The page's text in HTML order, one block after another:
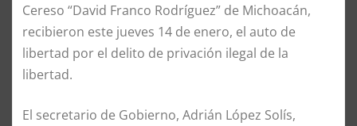
Cereso “David Franco Rodríguez” de Michoacán,
recibieron este jueves 14 de enero, el auto de
libertad por el delito de privación ilegal de la
libertad.
El secretario de Gobierno, Adrián López Solís,